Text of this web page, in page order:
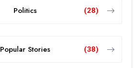
Politics (28)
Popular Stories (38)